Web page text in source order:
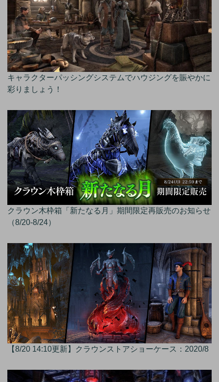
キャラクターパッシングシステムでハウジングを賑やかに
彩りましょう！
クラウン木枠箱「新たなる月」期間限定再販売のお知らせ
（8/20-8/24）
【8/20 14:10更新】クラウンストアショーケース：2020/8